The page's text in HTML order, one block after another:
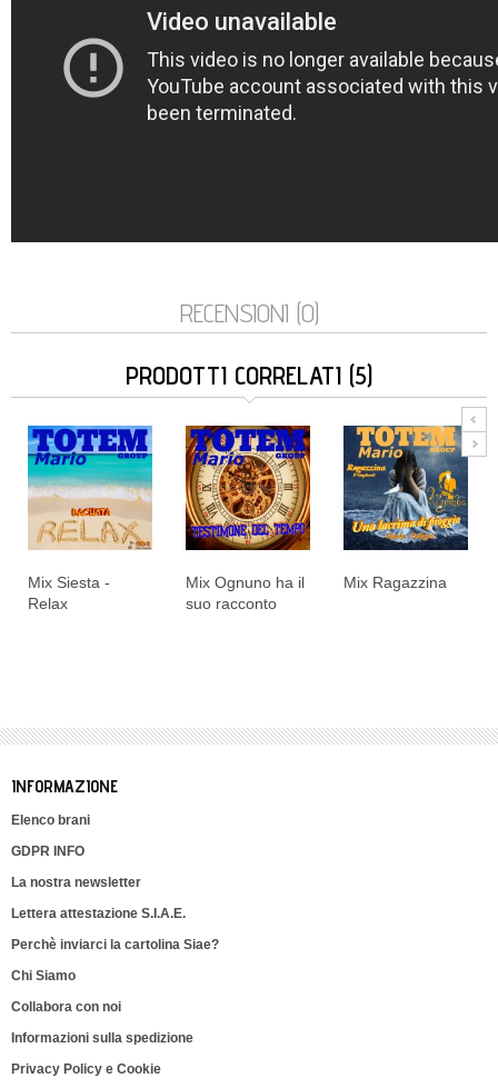
RECENSIONI (0)
PRODOTTI CORRELATI (5)
Mix Siesta -
Relax
Mix Ognuno ha il
suo racconto
Mix Ragazzina
INFORMAZIONE
Elenco brani
GDPR INFO
La nostra newsletter
Lettera attestazione S.I.A.E.
Perchè inviarci la cartolina Siae?
Chi Siamo
Collabora con noi
Informazioni sulla spedizione
Privacy Policy e Cookie